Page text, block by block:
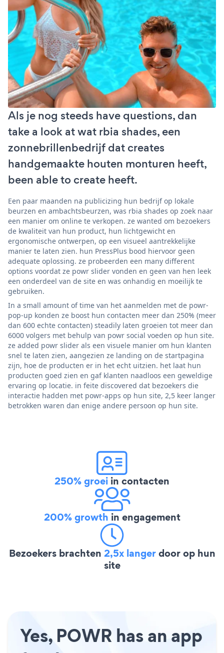
Als je nog steeds have questions, dan
take a look at wat rbia shades, een
zonnebrillenbedrijf dat creates
handgemaakte houten monturen heeft,
been able to create heeft.
Een paar maanden na publicizing hun bedrijf op lokale
beurzen en ambachtsbeurzen, was rbia shades op zoek naar
een manier om online te verkopen. ze wanted om bezoekers
de kwaliteit van hun product, hun lichtgewicht en
ergonomische ontwerpen, op een visueel aantrekkelijke
manier te laten zien. hun PressPlus bood hiervoor geen
adequate oplossing. ze probeerden een many different
options voordat ze powr slider vonden en geen van hen leek
een onderdeel van de site en was onhandig en moeilijk te
gebruiken.
In a small amount of time van het aanmelden met de powr-
pop-up konden ze boost hun contacten meer dan 250% (meer
dan 600 echte contacten) steadily laten groeien tot meer dan
6000 volgers met behulp van powr social voeden op hun site.
ze added powr slider als een visuele manier om hun klanten
snel te laten zien, aangezien ze landing on de startpagina
zijn, hoe de producten er in het echt uitzien. het laat hun
producten goed zien en gaf klanten naadloos een geweldige
ervaring op locatie. in feite discovered dat bezoekers die
interactie hadden met powr-apps op hun site, 2,5 keer langer
betrokken waren dan enige andere persoon op hun site.
250% groei in contacten
200% growth in engagement
Bezoekers brachten 2,5x langerdoor op hun
site
Yes, POWR has an app